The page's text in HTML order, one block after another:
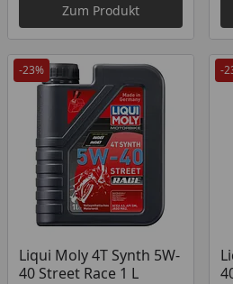
Zum Produkt
-23%
Liqui Moly 4T Synth 5W-
40 Street Race 1 L
-